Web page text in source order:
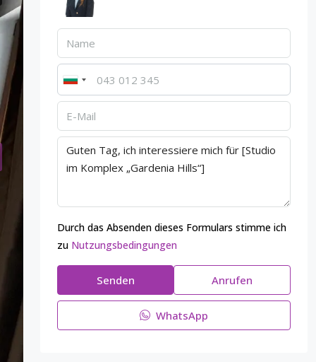
Durch das Absenden dieses Formulars stimme ich
zu Nutzungsbedingungen
Senden Anrufen
WhatsApp